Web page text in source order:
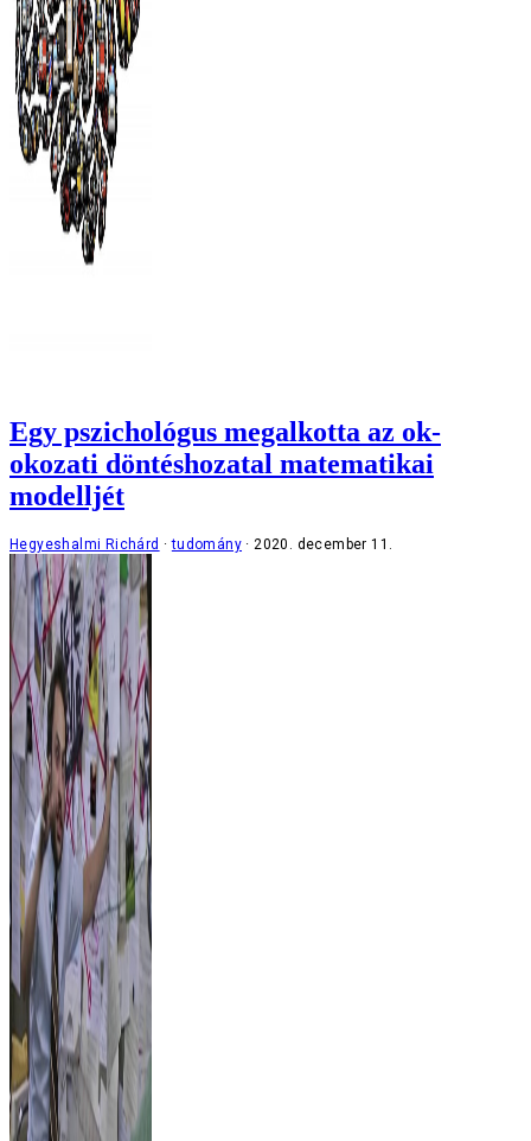
Egy pszichológus megalkotta az ok-
okozati döntéshozatal matematikai
modelljét
Hegyeshalmi Richárd tudomány 2020. december 11.